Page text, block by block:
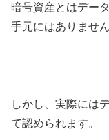
暗号資産とはデー
手元にはありません
しかし、実際には
て認められます。